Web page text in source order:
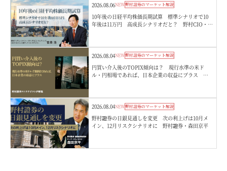
2026.08.06NEW野村證券のマーケット解説
10年後の日経平均株価長期試算 標準シナリオで10
年後は11万円 高成長シナリオだと？ 野村CIO・宮
2026.08.04NEW野村證券のマーケット解説
円買い介入後のTOPIX傾向は？ 現行水準の米ド
ル・円相場であれば、日本企業の収益にプラス 野
2026.08.04NEW野村證券のマーケット解説
野村證券の日銀見通しを変更 次の利上げは10月メ
イン、12月リスクシナリオに 野村證券・森田京平